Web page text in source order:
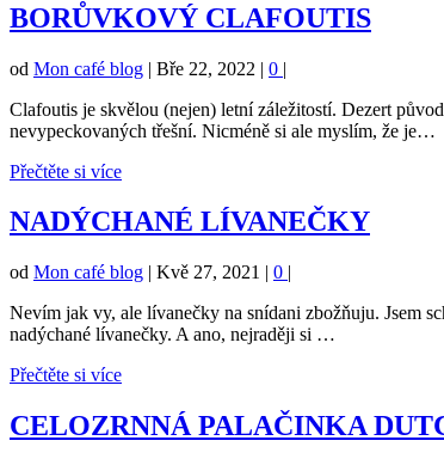
BORŮVKOVÝ CLAFOUTIS
od Mon café blog | Bře 22, 2022 | 0 |
Clafoutis je skvělou (nejen) letní záležitostí. Dezert
nevypeckovaných třešní. Nicméně si ale myslím, že je…
Přečtěte si více
NADÝCHANÉ LÍVANEČKY
od Mon café blog | Kvě 27, 2021 | 0 |
Nevím jak vy, ale lívanečky na snídani zbožňuju. Jsem
nadýchané lívanečky. A ano, nejraději si …
Přečtěte si více
CELOZRNNÁ PALAČINKA